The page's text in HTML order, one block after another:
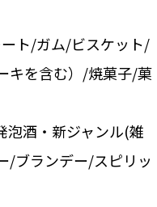
ト/ガム/ビスケット/
キを含む）/焼菓子/菓
酒・新ジャンル(雑
/ブランデー/スピリッ